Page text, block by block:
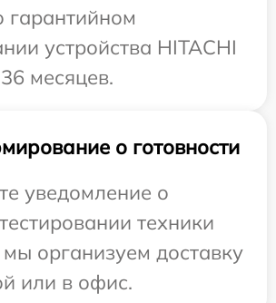
гарантийном
устройства HITACHI
месяцев.
о готовности
уведомление о
техники
мы организуем доставку
или в офис.